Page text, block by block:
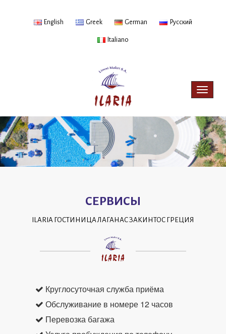
English Greek German Русский
Italiano
Toggle
СЕРВИСЫ
ILARIA ГОСТИНИЦА ЛАГАНАС ЗАКИНТОС ГРЕЦИЯ
Круглосуточная служба приёма
Обслуживание в номере 12 часов
Перевозка багажа